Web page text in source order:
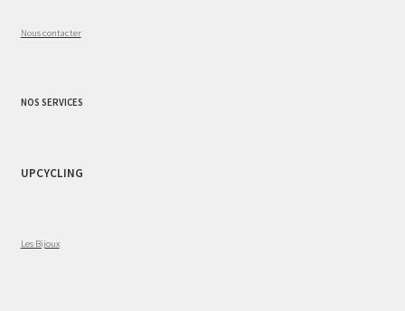
Nous contacter
NOS SERVICES
UPCYCLING
Les Bijoux